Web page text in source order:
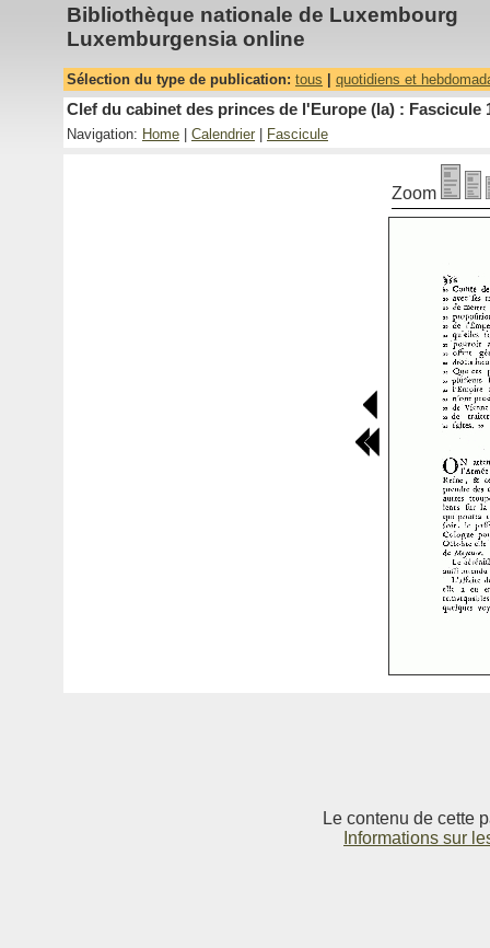
Bibliothèque nationale de Luxembourg
Luxemburgensia online
Sélection du type de publication: tous quotidiens et
Clef du cabinet des princes de l'Europe (la) : Fascicule
Navigation: Home Calendrier Fascicule
Zoom
Le contenu de cette
Informations sur